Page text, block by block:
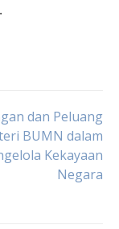
dan Peluang
BUMN dalam
Kekayaan
Negara